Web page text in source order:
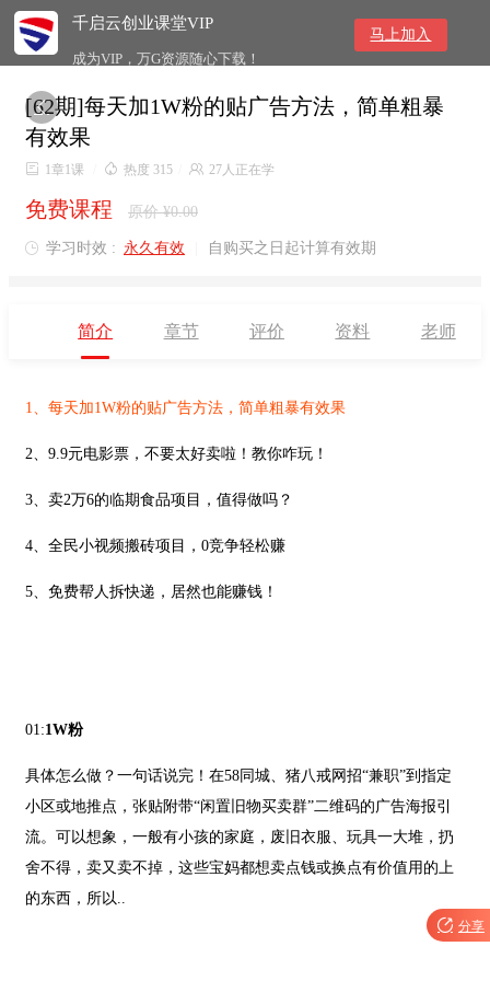
千启云创业课堂VIP
成为VIP，万G资源随心下载！
马上加入

[62期]每天加1W粉的贴广告方法，简单粗暴
有效果
 1章1课  热度 315  27人正在学
免费课程 原价 ¥0.00
 学习时效 : 永久有效 自购买之日起计算有效期
简介 章节 评价 资料 老师
1、 每天加1W粉的贴广告方法，简单粗暴有效果
2、9.9元电影票，不要太好卖啦！教你咋玩！
3、卖2万6的临期食品项目，值得做吗？
4、全民小视频搬砖项目，0竞争轻松赚
5、免费帮人拆快递，居然也能赚钱！
01:1W粉
具体怎么做？一句话说完！在58同城、猪八戒网招“兼职”到指定
小区或地推点，张贴附带“闲置旧物买卖群”二维码的广告海报引
流。可以想象，一般有小孩的家庭，废旧衣服、玩具一大堆，扔
舍不得，卖又卖不掉，这些宝妈都想卖点钱或换点有价值用的上
的东西，所以..
 分享